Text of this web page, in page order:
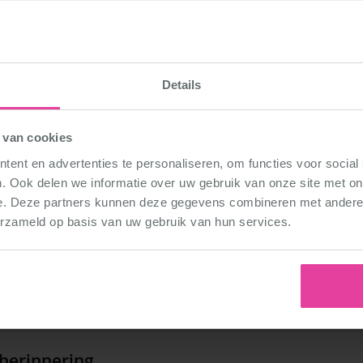
Details
cookies
en advertenties te personaliseren, om functies voor social
Ook delen we informatie over uw gebruik van onze site met
Deze partners kunnen deze gegevens combineren met
op basis van uw gebruik van hun services.
uit je les
pasjes naar mijn ‘eigen woorden’ worden